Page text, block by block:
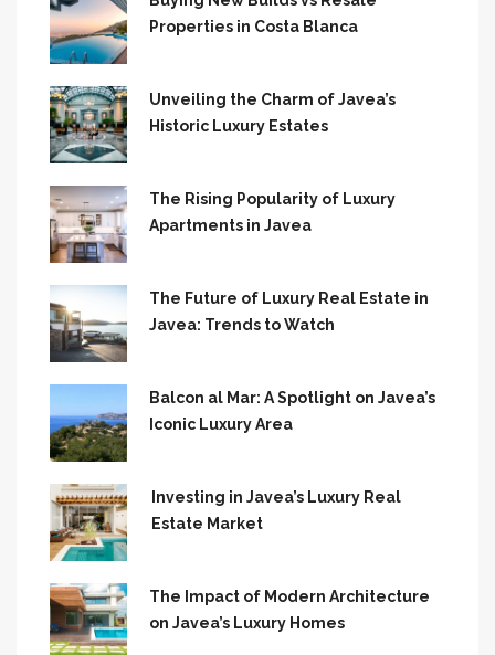
Properties in Costa Blanca
Unveiling the Charm of Javea’s
Historic Luxury Estates
The Rising Popularity of Luxury
Apartments in Javea
The Future of Luxury Real Estate in
Javea: Trends to Watch
Balcon al Mar: A Spotlight on Javea’s
Iconic Luxury Area
Investing in Javea’s Luxury Real
Estate Market
The Impact of Modern Architecture
on Javea’s Luxury Homes